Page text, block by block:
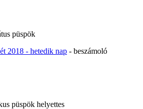
püspök
2018 - hetedik nap - beszámoló
püspök helyettes